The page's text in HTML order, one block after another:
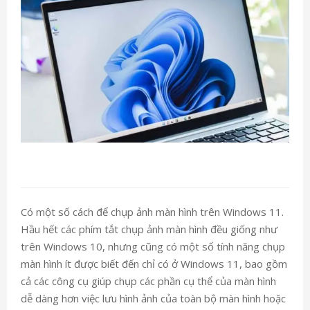
Có một số cách để chụp ảnh màn hình trên Windows 11.
Hầu hết các phím tắt chụp ảnh màn hình đều giống như
trên Windows 10, nhưng cũng có một số tính năng chụp
màn hình ít được biết đến chỉ có ở Windows 11, bao gồm
cả các công cụ giúp chụp các phần cụ thể của màn hình
dễ dàng hơn việc lưu hình ảnh của toàn bộ màn hình hoặc